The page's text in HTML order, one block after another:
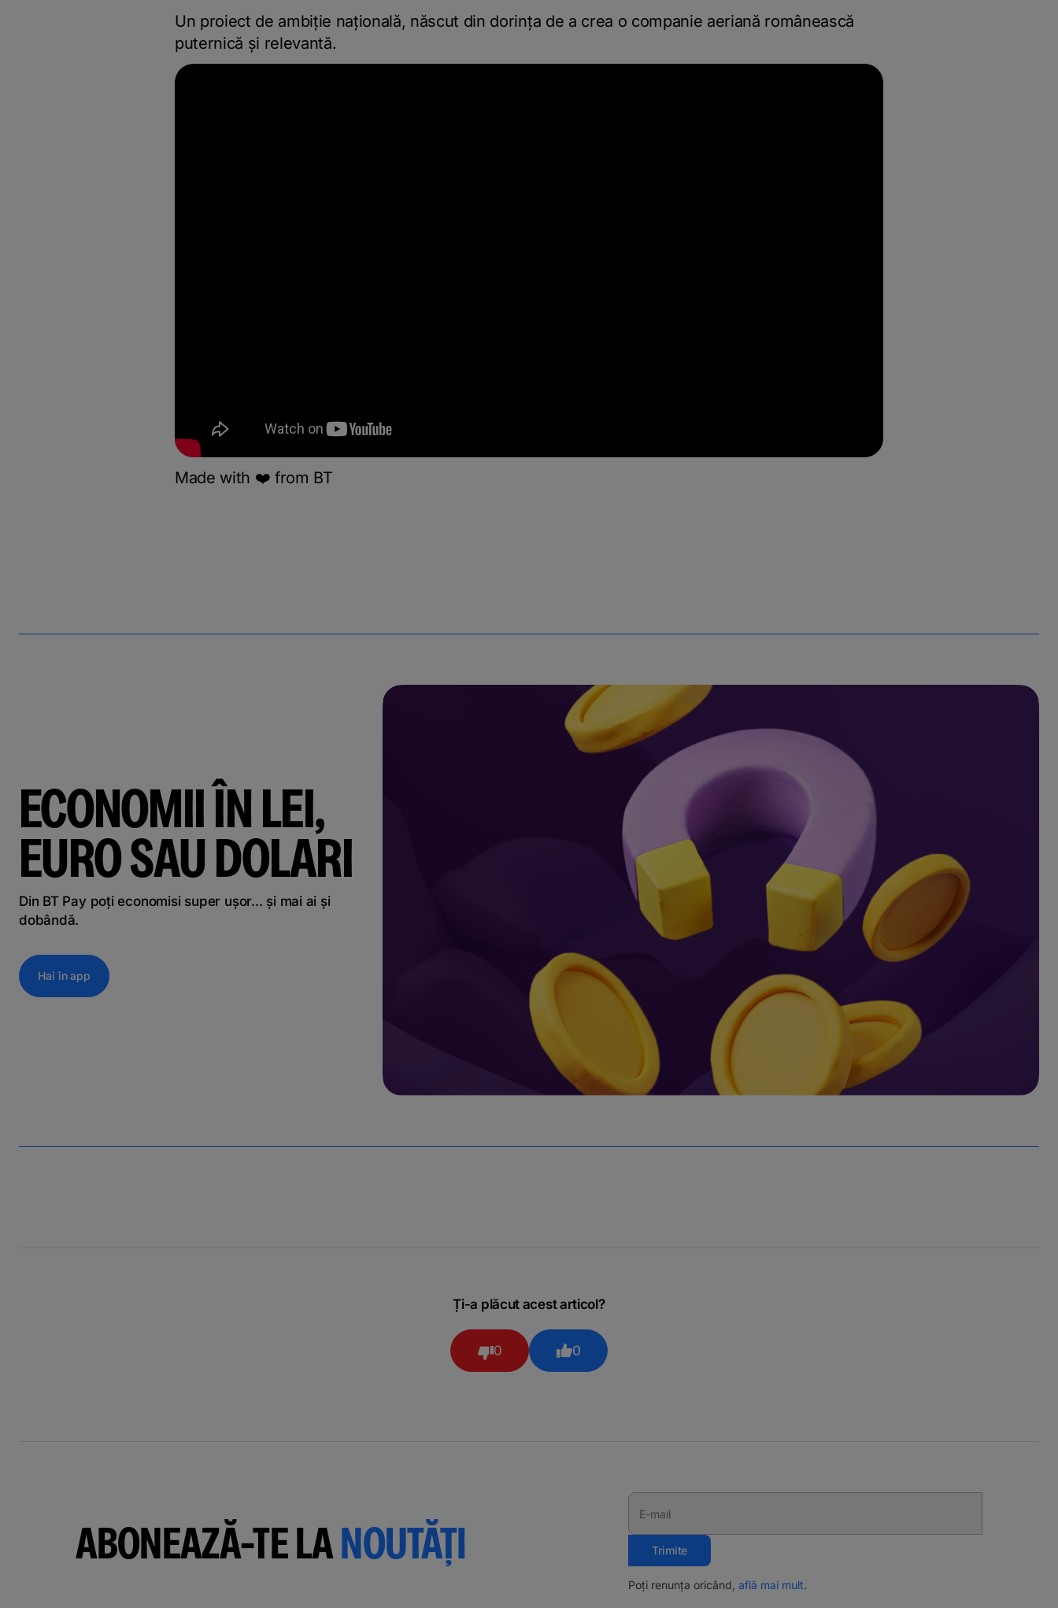
Un proiect de ambiție națională, născut din dorința de a crea o companie aeriană românească
puternică și relevantă.
Made with ❤️ from BT
ECONOMII ÎN LEI,
EURO SAU DOLARI
Din BT Pay poți economisi super ușor... și mai ai și
dobândă.
Hai în app
Ți-a plăcut acest articol?
0 0
ABONEAZĂ-TE LANOUTĂȚI
E-mail
Trimite
Poți renunța oricând, află mai mult.